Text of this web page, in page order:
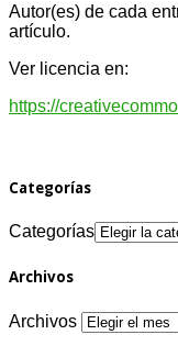
Autor(es) de cada
artículo.
Ver licencia en:
https://
Categorías
Categorías
Archivos
Archivos